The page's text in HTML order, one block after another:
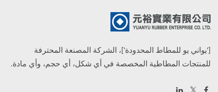
['يواني يو للمطاط المحدودة']، الشركة المصنعة المحترفة
للمنتجات المطاطية المخصصة في أي شكل، أي حجم، وأي مادة.